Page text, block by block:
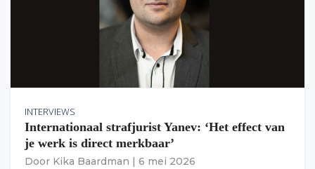
INTERVIEWS
Internationaal strafjurist Yanev: ‘Het effect van
je werk is direct merkbaar’
Door Kika Baardman 6 mei 2026